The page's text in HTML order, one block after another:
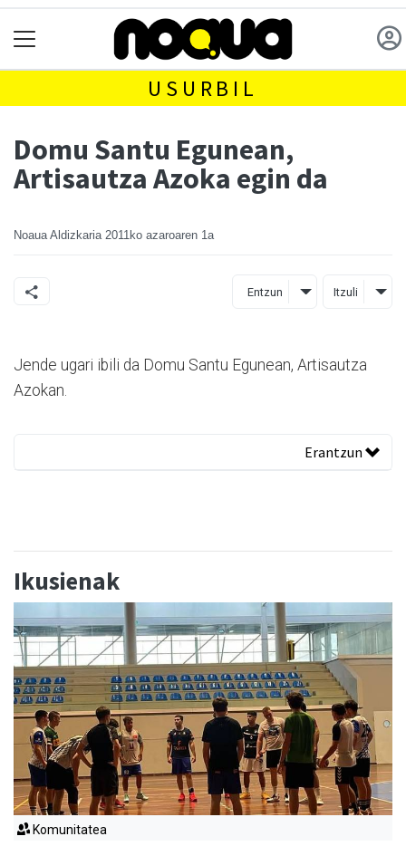
USURBIL
Domu Santu Egunean,
Artisautza Azoka egin da
Noaua Aldizkaria 2011ko azaroaren 1a
Entzun Itzuli
Jende ugari ibili da Domu Santu Egunean, Artisautza
Azokan.
Erantzun
Ikusienak
Komunitatea